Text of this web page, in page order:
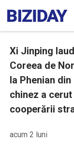
Xi Jinping
Coreea de
la Phenian
chinez a
cooperării
acum 2 luni